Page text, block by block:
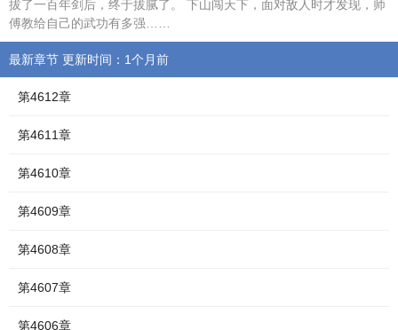
拔了一百年剑后，终于拔腻了。 下山闯天下，面对敌人时才发现，师
傅教给自己的武功有多强……
最新章节 更新时间：1个月前
第4612章
第4611章
第4610章
第4609章
第4608章
第4607章
第4606章